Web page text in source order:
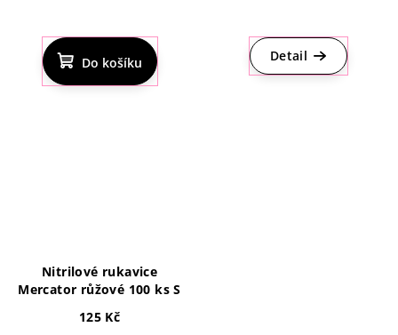
hodnocení
produktu
je
5,0
Do košíku Detail
Nitrilové rukavice
Mercator růžové 100 ks S
125 Kč